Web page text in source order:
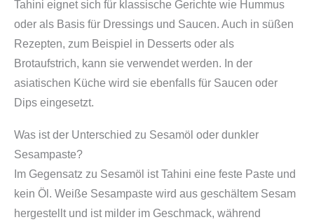
Tahini eignet sich für klassische Gerichte wie Hummus
oder als Basis für Dressings und Saucen. Auch in süßen
Rezepten, zum Beispiel in Desserts oder als
Brotaufstrich, kann sie verwendet werden. In der
asiatischen Küche wird sie ebenfalls für Saucen oder
Dips eingesetzt.
Was ist der Unterschied zu Sesamöl oder dunkler
Sesampaste?
Im Gegensatz zu Sesamöl ist Tahini eine feste Paste und
kein Öl. Weiße Sesampaste wird aus geschältem Sesam
hergestellt und ist milder im Geschmack, während